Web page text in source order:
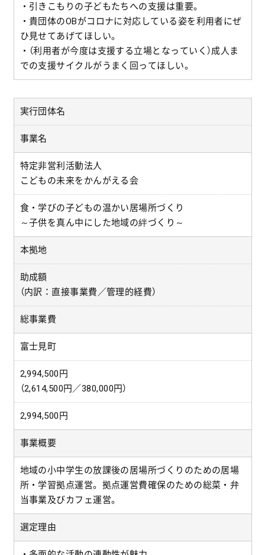
・引きこもりの子どもたちへの支援は重要。
・貴団体のOBがコロナに対応している姿を利用者にぜ
ひ見せてあげてほしい。
・（利用者が今度は支援する立場となっていく）成人ま
での支援サイクルがうまく回ってほしい。
実行団体名
事業名
特定非営利活動法人
こどもの未来をかんがえる会
食・学びの子どもの温かい居場所づくり
～子供を真ん中にした地域の絆づくり～
本拠地
助成額
（内訳：直接事業費／管理的経費）
総事業費
富士見町
2,994,500円
（2,614,500円／380,000円）
2,994,500円
事業概要
地域の小中学生の放課後の居場所づくりのための居場
所・学習拠点運営。拠点運営費確保のための総菜・弁
当事業及びカフェ運営。
選定理由